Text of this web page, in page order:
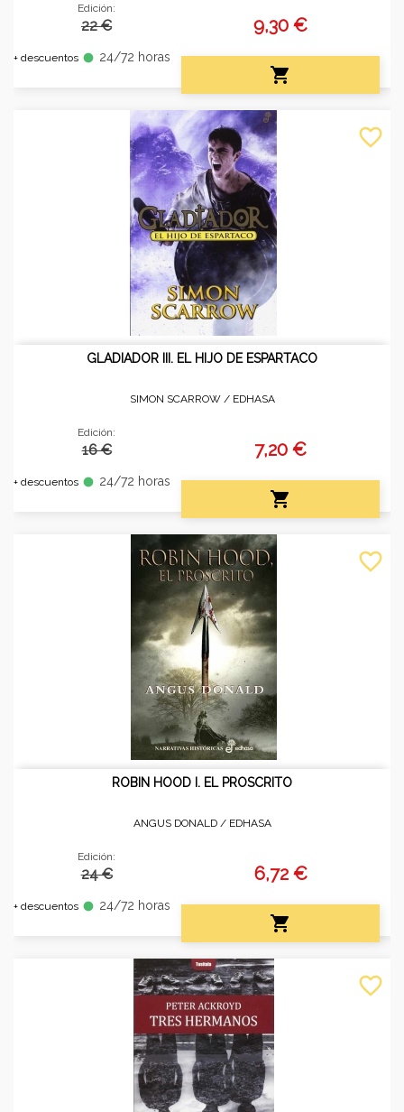
Edición:
22 €
+ descuentos fiber_manual_record 24/72 horas
9,30 €

GLADIADOR III. EL HIJO DE ESPARTACO
SIMON SCARROW / EDHASA
Edición:
16 €
+ descuentos fiber_manual_record 24/72 horas
7,20 €

favorite_border
ROBIN HOOD I. EL PROSCRITO
ANGUS DONALD / EDHASA
Edición:
24 €
+ descuentos fiber_manual_record 24/72 horas
6,72 €

favorite_border
favorite_border